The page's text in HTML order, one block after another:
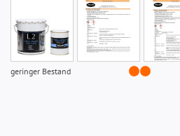
geringer Bestand